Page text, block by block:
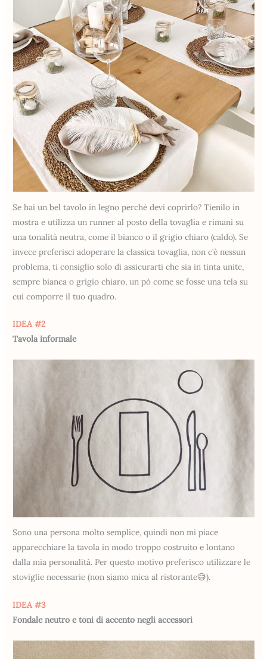
Se hai un bel tavolo in legno perchè devi coprirlo? Tienilo in
mostra e utilizza un runner al posto della tovaglia e rimani su
una tonalità neutra, come il bianco o il grigio chiaro (caldo). Se
invece preferisci adoperare la classica tovaglia, non c’è nessun
problema, ti consiglio solo di assicurarti che sia in tinta unite,
sempre bianca o grigio chiaro, un pò come se fosse una tela su
cui comporre il tuo quadro.
IDEA #2
Tavola informale
Sono una persona molto semplice, quindi non mi piace
apparecchiare la tavola in modo troppo costruito e lontano
dalla mia personalità. Per questo motivo preferisco utilizzare le
stoviglie necessarie (non siamo mica al ristorante😅).
IDEA #3
Fondale neutro e toni di accento negli accessori